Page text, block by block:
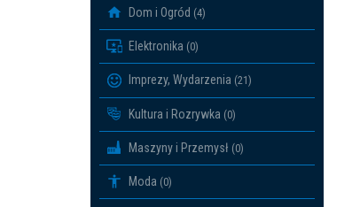
Dom i Ogród (4)
Elektronika (0)
Imprezy, Wydarzenia (21)
Kultura i Rozrywka (0)
Maszyny i Przemysł (0)
Moda (0)